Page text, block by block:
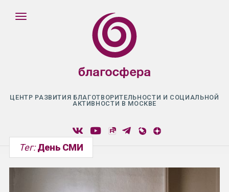
ЦЕНТР РАЗВИТИЯ БЛАГОТВОРИТЕЛЬНОСТИ И СОЦИАЛЬНОЙ
АКТИВНОСТИ В МОСКВЕ
Тег:День СМИ